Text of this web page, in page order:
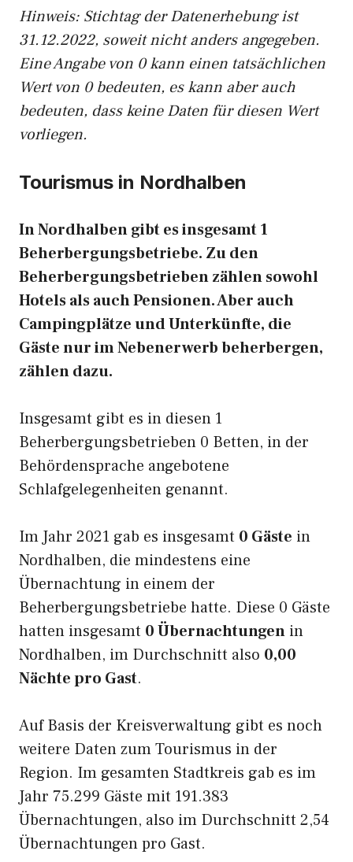
Hinweis: Stichtag der Datenerhebung ist
31.12.2022, soweit nicht anders angegeben.
Eine Angabe von 0 kann einen tatsächlichen
Wert von 0 bedeuten, es kann aber auch
bedeuten, dass keine Daten für diesen Wert
vorliegen.
Tourismus in Nordhalben
In Nordhalben gibt es insgesamt 1
Beherbergungsbetriebe. Zu den
Beherbergungsbetrieben zählen sowohl
Hotels als auch Pensionen. Aber auch
Campingplätze und Unterkünfte, die
Gäste nur im Nebenerwerb beherbergen,
zählen dazu.
Insgesamt gibt es in diesen 1
Beherbergungsbetrieben 0 Betten, in der
Behördensprache angebotene
Schlafgelegenheiten genannt.
Im Jahr 2021 gab es insgesamt 0 Gäste in
Nordhalben, die mindestens eine
Übernachtung in einem der
Beherbergungsbetriebe hatte. Diese 0 Gäste
hatten insgesamt 0 Übernachtungen in
Nordhalben, im Durchschnitt also 0,00
Nächte pro Gast.
Auf Basis der Kreisverwaltung gibt es noch
weitere Daten zum Tourismus in der
Region. Im gesamten Stadtkreis gab es im
Jahr 75.299 Gäste mit 191.383
Übernachtungen, also im Durchschnitt 2,54
Übernachtungen pro Gast.